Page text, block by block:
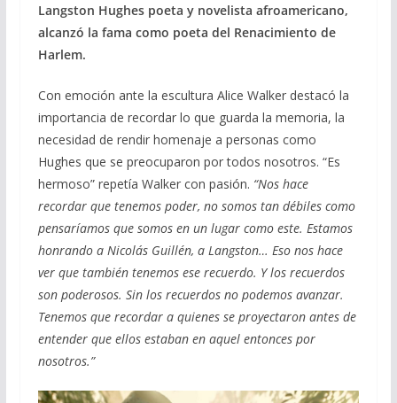
Langston Hughes poeta y novelista afroamericano,
alcanzó la fama como poeta del Renacimiento de
Harlem.
Con emoción ante la escultura Alice Walker destacó la
importancia de recordar lo que guarda la memoria, la
necesidad de rendir homenaje a personas como
Hughes que se preocuparon por todos nosotros. “Es
hermoso” repetía Walker con pasión. “Nos hace
recordar que tenemos poder, no somos tan débiles como
pensaríamos que somos en un lugar como este. Estamos
honrando a Nicolás Guillén, a Langston… Eso nos hace
ver que también tenemos ese recuerdo. Y los recuerdos
son poderosos. Sin los recuerdos no podemos avanzar.
Tenemos que recordar a quienes se proyectaron antes de
entender que ellos estaban en aquel entonces por
nosotros.”